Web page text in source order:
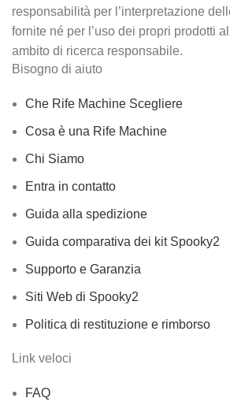
responsabilità per l’interpretazione
fornite né per l’uso dei propri prodotti
ambito di ricerca responsabile.
Bisogno di aiuto
Che Rife Machine Scegliere
Cosa è una Rife Machine
Chi Siamo
Entra in contatto
Guida alla spedizione
Guida comparativa dei kit Spooky2
Supporto e Garanzia
Siti Web di Spooky2
Politica di restituzione e rimborso
Link veloci
FAQ